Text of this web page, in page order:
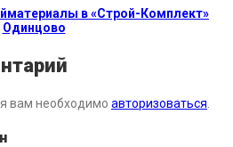
в «Строй-Комплект»
Одинцово
вам необходимо авторизоваться